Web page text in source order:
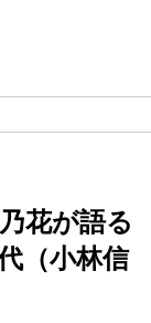
花が語る
（小林信